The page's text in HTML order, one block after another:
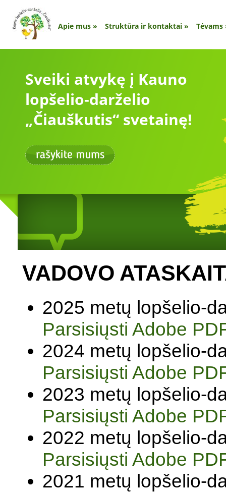
Apie mus » Struktūra ir kontaktai » Tėvams
Sveiki atvykę į Kauno
lopšelio-darželio
„Čiauškutis“ svetainę!
VADOVO
2025 metų lopšelio-
Parsisiųsti Adobe
2024 metų lopšelio-
Parsisiųsti Adobe
2023 metų lopšelio-
Parsisiųsti Adobe
2022 metų lopšelio-
Parsisiųsti Adobe
2021 metų lopšelio-